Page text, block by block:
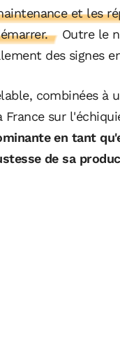
et les
Outre le
des signes
combinées
sur
en tant
de sa